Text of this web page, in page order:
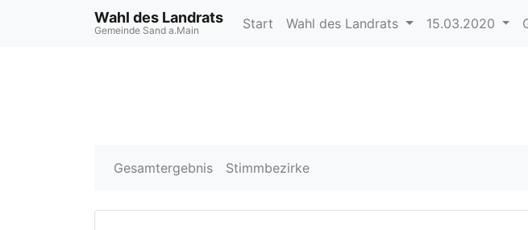
Wahl des Landrats
Gemeinde Sand a.Main Start Wahl des Landrats 15.03.2020
Gesamtergebnis Stimmbezirke